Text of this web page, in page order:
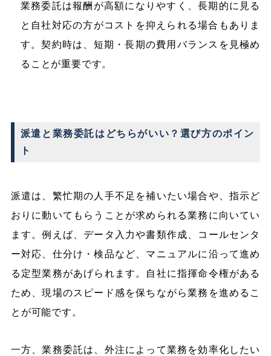
業務委託は報酬が高額になりやすく、長期的に見る
と自社対応の方がコストを抑えられる場合もありま
す。契約時は、短期・長期の費用バランスを見極め
ることが重要です。
派遣と業務委託はどちらがいい？選び方のポイン
ト
派遣は、繁忙期の人手不足を補いたい場合や、指示ど
おりに動いてもらうことが求められる業務に向いてい
ます。例えば、データ入力や書類作成、コールセンタ
ー対応、仕分け・検品など、マニュアルに沿って進め
る定型業務があげられます。自社に指揮命令権がある
ため、現場のスピード感を保ちながら業務を進めるこ
とが可能です。
一方、業務委託は、外注によって業務を効率化したい